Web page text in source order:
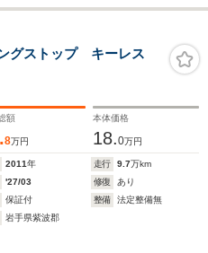
グストップ キーレス
額
8万円
本体価格
18.0万円
2011年 走行 9.7万km
'27/03 修復
あり
保証付 整備
法定整備無
岩手県紫波郡